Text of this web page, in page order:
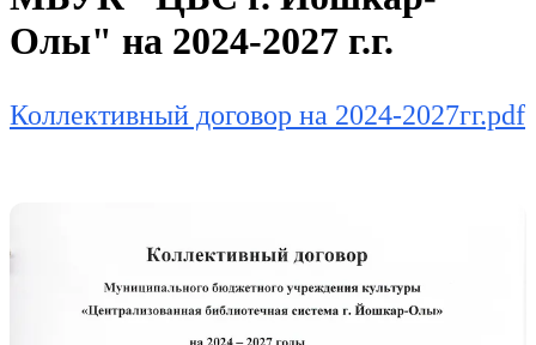
Олы" на 2024-2027 г.г.
Коллективный договор на 2024-2027гг.pdf